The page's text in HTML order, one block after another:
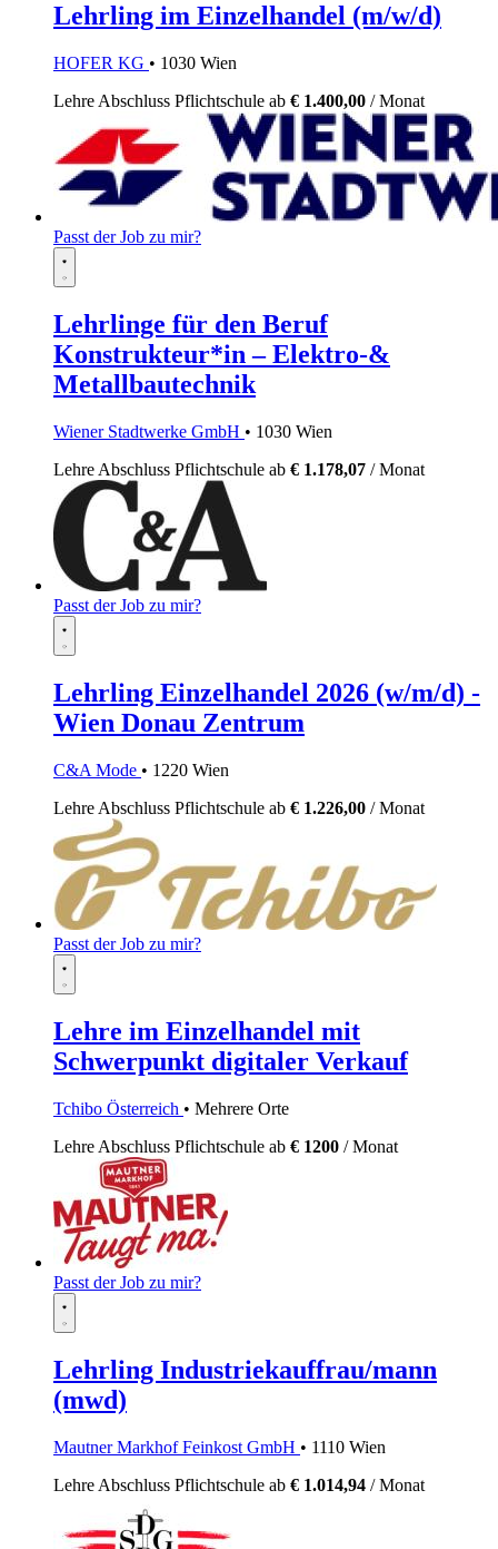
Lehrling im Einzelhandel (m/w/d)
HOFER KG • 1030 Wien
Lehre Abschluss Pflichtschule ab € 1.400,00 / Monat
Passt der Job zu mir?
Lehrlinge für den Beruf
Konstrukteur*in – Elektro-&
Metallbautechnik
Wiener Stadtwerke GmbH • 1030 Wien
Lehre Abschluss Pflichtschule ab € 1.178,07 / Monat
Passt der Job zu mir?
Lehrling Einzelhandel 2026 (w/m/d) -
Wien Donau Zentrum
C&A Mode • 1220 Wien
Lehre Abschluss Pflichtschule ab € 1.226,00 / Monat
Passt der Job zu mir?
Lehre im Einzelhandel mit
Schwerpunkt digitaler Verkauf
Tchibo Österreich • Mehrere Orte
Lehre Abschluss Pflichtschule ab € 1200 / Monat
Passt der Job zu mir?
Lehrling Industriekauffrau/mann
(mwd)
Mautner Markhof Feinkost GmbH • 1110 Wien
Lehre Abschluss Pflichtschule ab € 1.014,94 / Monat